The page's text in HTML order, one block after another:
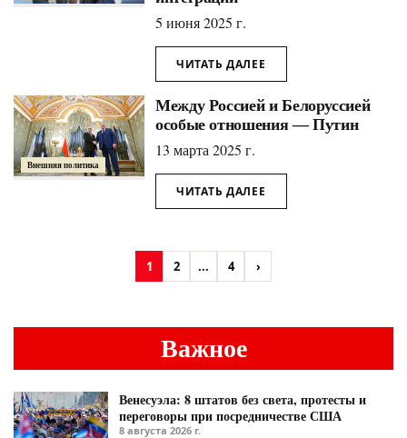
5 июня 2025 г.
ЧИТАТЬ ДАЛЕЕ
Внешняя политика
Между Россией и Белоруссией
особые отношения ― Путин
13 марта 2025 г.
ЧИТАТЬ ДАЛЕЕ
1 2 ... 4 ›
Важное
Венесуэла: 8 штатов без света, протесты и
переговоры при посредничестве США
8 августа 2026 г.